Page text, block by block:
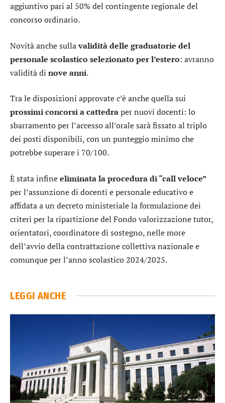
aggiuntivo pari al 50% del contingente regionale del
concorso ordinario.
Novità anche sullavalidità delle graduatorie del
personale scolastico selezionato per l’estero: avranno
validità di nove anni.
Tra le disposizioni approvate c’è anche quella sui
prossimi concorsi a cattedraper nuovi docenti: lo
sbarramento per l’accesso all’orale sarà fissato al triplo
dei posti disponibili, con un punteggio minimo che
potrebbe superare i 70/100.
È stata infineeliminata la procedura di “call veloce”
per l’assunzione di docenti e personale educativo e
affidata a un decreto ministeriale la formulazione dei
criteri per la ripartizione del Fondo valorizzazione tutor,
orientatori, coordinatore di sostegno, nelle more
dell’avvio della contrattazione collettiva nazionale e
comunque per l’anno scolastico 2024/2025.
LEGGI ANCHE